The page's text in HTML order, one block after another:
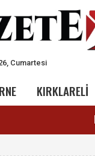
Cumartesi
KIRKLARELİ